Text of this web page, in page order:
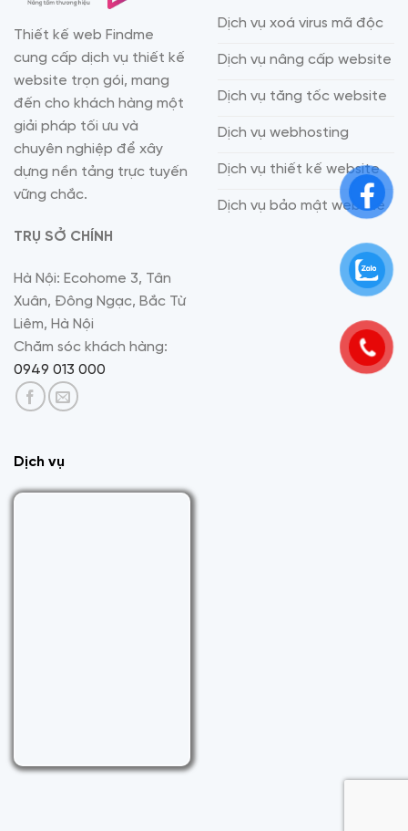
Thiết kế web Findme
cung cấp dịch vụ thiết kế
website trọn gói, mang
đến cho khách hàng một
giải pháp tối ưu và
chuyên nghiệp để xây
dựng nền tảng trực tuyến
vững chắc.
TRỤ SỞ CHÍNH
Hà Nội: Ecohome 3, Tân
Xuân, Đông Ngạc, Bắc Từ
Liêm, Hà Nội
Chăm sóc khách hàng:
0949 013 000
Dịch vụ xoá virus mã độc
Dịch vụ nâng cấp website
Dịch vụ tăng tốc website
Dịch vụ webhosting
Dịch vụ thiết kế website
Dịch vụ bảo mật website
Dịch vụ